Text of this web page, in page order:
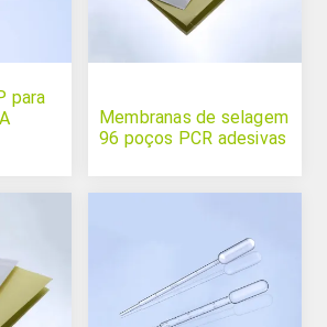
para
Membranas de selagem
96 poços PCR adesivas